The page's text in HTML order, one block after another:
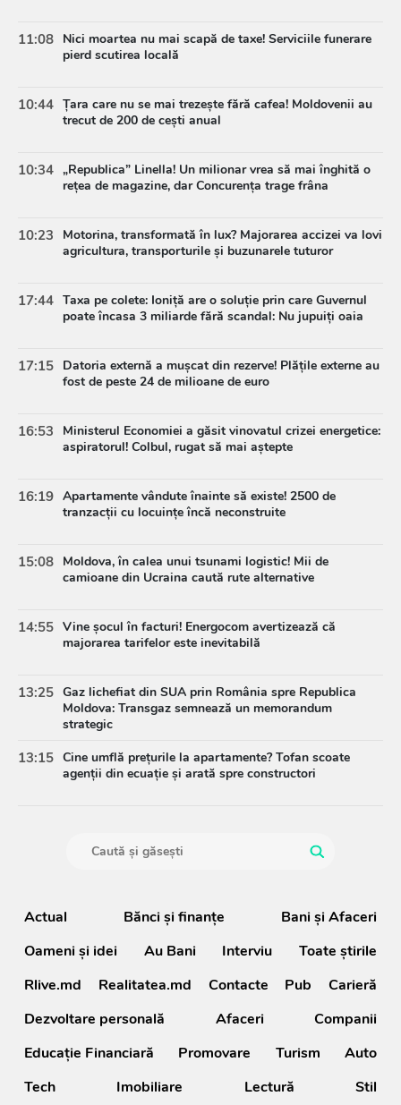
11:08 Nici moartea nu mai scapă de taxe! Serviciile funerare
pierd scutirea locală
10:44 Țara care nu se mai trezește fără cafea! Moldovenii au
trecut de 200 de cești anual
10:34 „Republica” Linella! Un milionar vrea să mai înghită o
rețea de magazine, dar Concurența trage frâna
10:23
Motorina, transformată în lux? Majorarea accizei va lovi
agricultura, transporturile și buzunarele tuturor
17:44 Taxa pe colete: Ioniță are o soluție prin care Guvernul
poate încasa 3 miliarde fără scandal: Nu jupuiți oaia
17:15 Datoria externă a mușcat din rezerve! Plățile externe au
fost de peste 24 de milioane de euro
16:53
Ministerul Economiei a găsit vinovatul crizei energetice:
aspiratorul! Colbul, rugat să mai aștepte
16:19 Apartamente vândute înainte să existe! 2500 de
tranzacții cu locuințe încă neconstruite
15:08 Moldova, în calea unui tsunami logistic! Mii de
camioane din Ucraina caută rute alternative
14:55 Vine șocul în facturi! Energocom avertizează că
majorarea tarifelor este inevitabilă
13:25 Gaz lichefiat din SUA prin România spre Republica
Moldova: Transgaz semnează un memorandum
strategic
13:15 Cine umflă prețurile la apartamente? Tofan scoate
agenții din ecuație și arată spre constructori
Actual Bănci şi finanţe
Bani și Afaceri
Oameni şi idei
Au Bani Interviu
Toate știrile
Rlive.md
Realitatea.md Contacte Pub
Carieră
Dezvoltare personală
Afaceri
Companii
Educație Financiară
Promovare Turism
Auto
Tech
Imobiliare Lectură Stil